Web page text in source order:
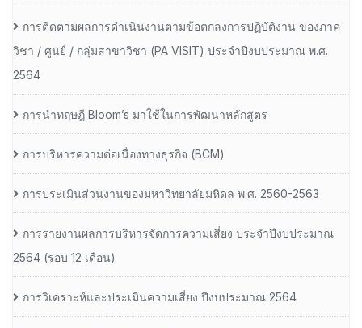
การติดตามผลการดำเนินงานตามข้อตกลงการปฏิบัติงาน ของภาค
วิชา / ศูนย์ / กลุ่มสาขาวิชา (PA VISIT) ประจำปีงบประมาณ พ.ศ.​
2564
การนำทฤษฎี Bloom’s มาใช้ในการพัฒนาหลักสูตร
การบริหารความต่อเนื่องทางธุรกิจ (BCM)
การประเมินส่วนงานของมหาวิทยาลัยมหิดล พ.ศ. 2560-2563
การรายงานผลการบริหารจัดการความเสี่ยง ประจำปีงบประมาณ
2564 (รอบ 12 เดือน)
การวิเคราะห์และประเมินความเสี่ยง ปีงบประมาณ 2564